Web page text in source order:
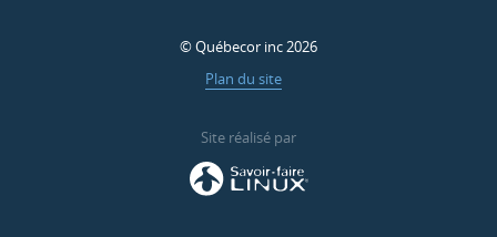
© Québecor inc 2026
Plan du site
Site réalisé par